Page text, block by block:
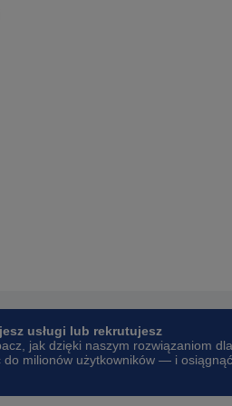
usługi lub rekrutujesz
jak dzięki naszym rozwiązaniom dla
do milionów użytkowników — i osiągnąć